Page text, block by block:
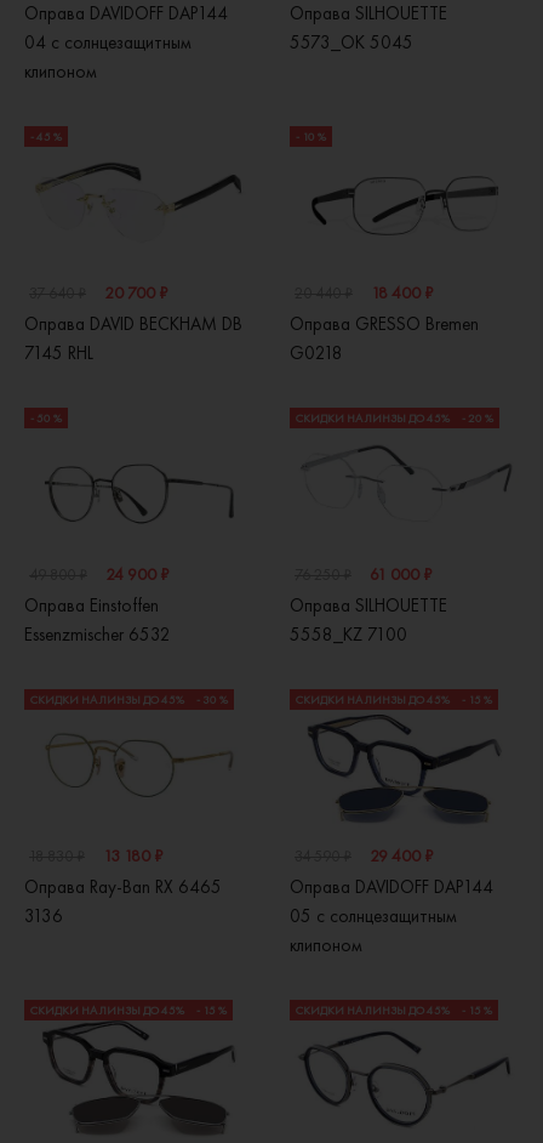
Оправа DAVIDOFF DAP144
04 с солнцезащитным
клипоном
Оправа SILHOUETTE
5573_OK 5045
- 45 %
20 700 ₽
Оправа DAVID BECKHAM DB
7145 RHL
- 10 %
18 400 ₽
Оправа GRESSO Bremen
G0218
- 50 %
24 900 ₽
Оправа Einstoffen
Essenzmischer 6532
СКИДКИ НА ЛИНЗЫ ДО 45% - 20 %
61 000 ₽
Оправа SILHOUETTE
5558_KZ 7100
СКИДКИ НА ЛИНЗЫ ДО 45% - 30 %
13 180 ₽
Оправа Ray-Ban RX 6465
3136
СКИДКИ НА ЛИНЗЫ ДО 45% - 15 %
29 400 ₽
Оправа DAVIDOFF DAP144
05 с солнцезащитным
клипоном
СКИДКИ НА ЛИНЗЫ ДО 45% - 15 % СКИДКИ НА ЛИНЗЫ ДО 45% - 15 %